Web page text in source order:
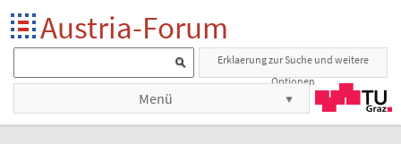
Austria-Forum
Erklaerung zur Suche und weitere
Optionen
Menü